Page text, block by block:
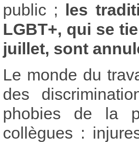
public ;
les
LGBT+, qui se
juillet, sont
Le monde du
des
phobies de la
collègues :